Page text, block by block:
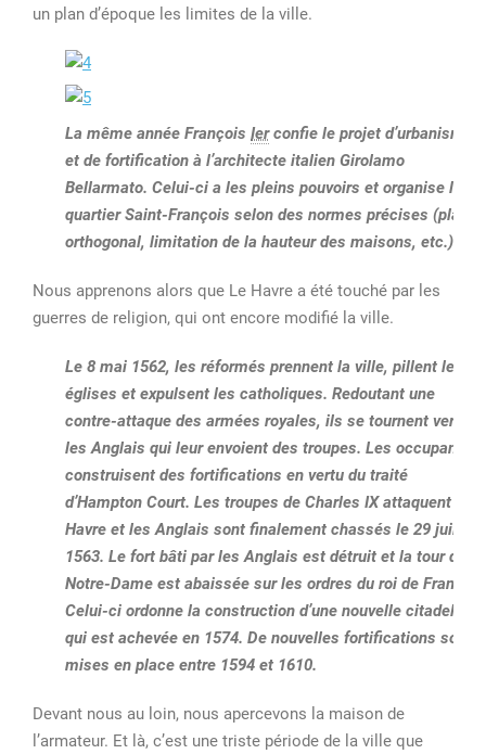
un plan d’époque les limites de la ville.
La même année François Ierconfie le projet d’urbanisme
et de fortification à l’architecte italien Girolamo
Bellarmato. Celui-ci a les pleins pouvoirs et organise le
quartier Saint-François selon des normes précises (plan
orthogonal, limitation de la hauteur des maisons, etc.).
Nous apprenons alors que Le Havre a été touché par les
guerres de religion, qui ont encore modifié la ville.
Le 8 mai 1562, les réformés prennent la ville, pillent les
églises et expulsent les catholiques. Redoutant une
contre-attaque des armées royales, ils se tournent vers
les Anglais qui leur envoient des troupes. Les occupants
construisent des fortifications en vertu du traité
d’Hampton Court. Les troupes de Charles IX attaquent Le
Havre et les Anglais sont finalement chassés le 29 juillet
1563. Le fort bâti par les Anglais est détruit et la tour de
Notre-Dame est abaissée sur les ordres du roi de France.
Celui-ci ordonne la construction d’une nouvelle citadelle
qui est achevée en 1574. De nouvelles fortifications sont
mises en place entre 1594 et 1610.
Devant nous au loin, nous apercevons la maison de
l’armateur. Et là, c’est une triste période de la ville que